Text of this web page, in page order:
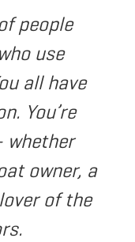
people
use
all have
You’re
whether
owner, a
of the